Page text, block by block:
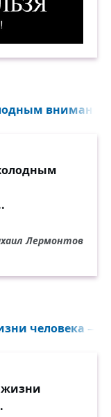
Лермонтов
человека —
жизни